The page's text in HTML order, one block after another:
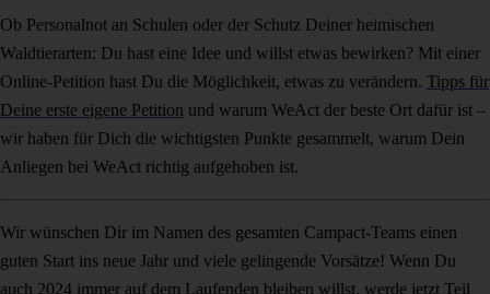
Ob Personalnot an Schulen oder der Schutz Deiner heimischen
Waldtierarten: Du hast eine Idee und willst etwas bewirken? Mit einer
Online-Petition hast Du die Möglichkeit, etwas zu verändern. Tipps für
Deine erste eigene Petition und warum WeAct der beste Ort dafür ist –
wir haben für Dich die wichtigsten Punkte gesammelt, warum Dein
Anliegen bei WeAct richtig aufgehoben ist.
Wir wünschen Dir im Namen des gesamten Campact-Teams einen
guten Start ins neue Jahr und viele gelingende Vorsätze! Wenn Du
auch 2024 immer auf dem Laufenden bleiben willst, werde jetzt Teil